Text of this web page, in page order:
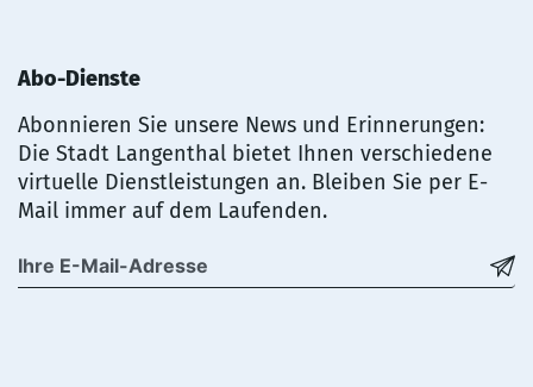
Abo-Dienste
Abonnieren Sie unsere News und Erinnerungen:
Die Stadt Langenthal bietet Ihnen verschiedene
virtuelle Dienstleistungen an. Bleiben Sie per E-
Mail immer auf dem Laufenden.